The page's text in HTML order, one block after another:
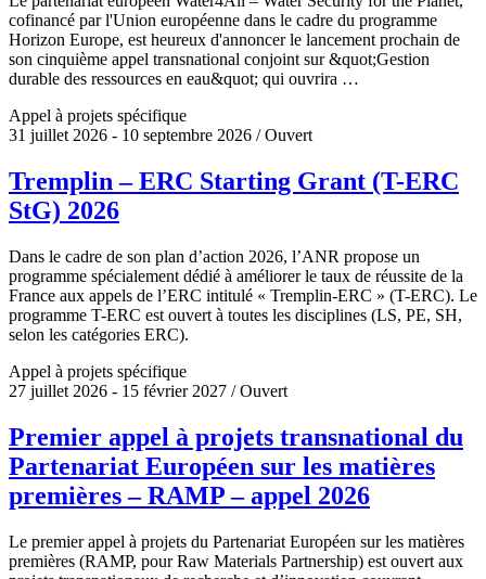
cofinancé par l'Union européenne dans le cadre du programme
Horizon Europe, est heureux d'annoncer le lancement prochain de
son cinquième appel transnational conjoint sur &quot;Gestion
durable des ressources en eau&quot; qui ouvrira …
Appel à projets spécifique
31 juillet 2026 - 10 septembre 2026 / Ouvert
Tremplin – ERC Starting Grant (T-ERC
StG) 2026
Dans le cadre de son plan d’action 2026, l’ANR propose un
programme spécialement dédié à améliorer le taux de réussite de la
France aux appels de l’ERC intitulé « Tremplin-ERC » (T-ERC). Le
programme T-ERC est ouvert à toutes les disciplines (LS, PE, SH,
selon les catégories ERC).
Appel à projets spécifique
27 juillet 2026 - 15 février 2027 / Ouvert
Premier appel à projets transnational du
Partenariat Européen sur les matières
premières – RAMP – appel 2026
Le premier appel à projets du Partenariat Européen sur les matières
premières (RAMP, pour Raw Materials Partnership) est ouvert aux